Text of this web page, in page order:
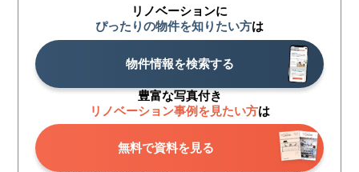
リノベーションに
ぴったりの物件を知りたい方は
物件情報を検索する
豊富な写真付き
リノベーション事例を見たい方は
無料で資料を見る